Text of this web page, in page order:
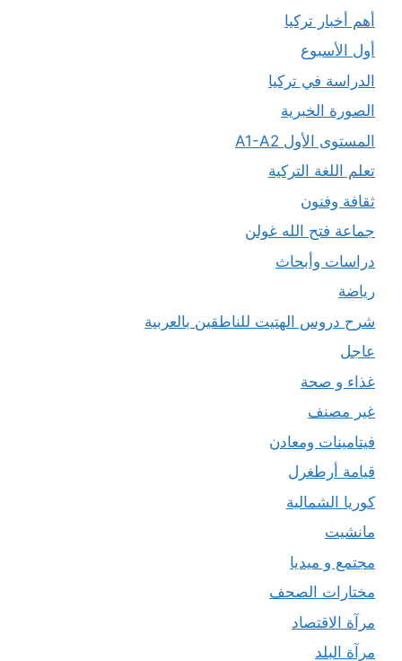
أهم أخبار تركيا
أول الأسبوع
الدراسة في تركيا
الصورة الخبرية
المستوى الأول A1-A2
تعلم اللغة التركية
ثقافة وفنون
جماعة فتح الله غولن
دراسات وأبحاث
رياضة
شرح دروس الهتيت للناطقين بالعربية
عاجل
غذاء و صحة
غير مصنف
فيتامينات ومعادن
قيامة أرطغرل
كوريا الشمالية
مانشيت
مجتمع و ميديا
مختارات الصحف
مرآة الاقتصاد
مرآة البلد